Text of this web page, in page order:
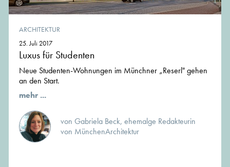
ARCHITEKTUR
25. Juli 2017
Luxus für Studenten
Neue Studenten-Wohnungen im Münchner „Reserl" gehen
an den Start.
mehr ...
von Gabriela Beck, ehemalge Redakteurin
von MünchenArchitektur